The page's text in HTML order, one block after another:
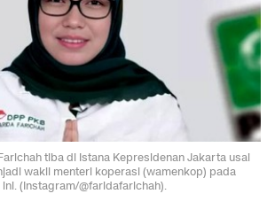
tiba di Istana Kepresidenan Jakarta usai
wakil menteri koperasi (wamenkop) pada
(Instagram/@faridafarichah).